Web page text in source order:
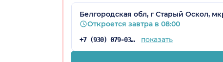
Белгородская обл, г Старый Оскол,
Откроется завтра в 08:00
+7 (930) 079-03-95 показать